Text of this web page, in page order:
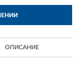
ОПИСАНИЕ